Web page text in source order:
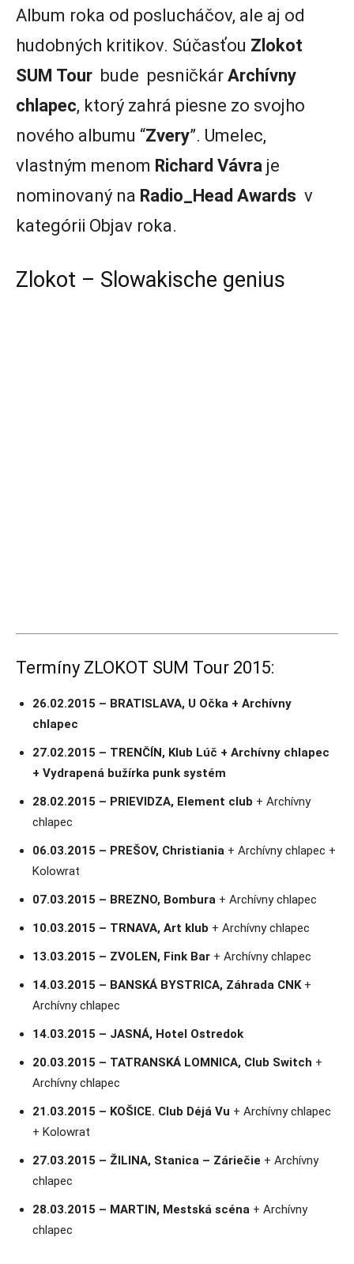
Album roka od poslucháčov, ale aj od
hudobných kritikov. Súčasťou Zlokot
SUM Tour bude pesničkár Archívny
chlapec, ktorý zahrá piesne zo svojho
nového albumu “Zvery”. Umelec,
vlastným menom Richard Vávra je
nominovaný na Radio_Head Awards v
kategórii Objav roka.
Zlokot – Slowakische genius
Termíny ZLOKOT SUM Tour 2015:
26.02.2015 – BRATISLAVA, U Očka + Archívny
chlapec
27.02.2015 – TRENČÍN, Klub Lúč + Archívny chlapec
+ Vydrapená bužírka punk systém
28.02.2015 – PRIEVIDZA, Element club + Archívny
chlapec
06.03.2015 – PREŠOV, Christiania + Archívny chlapec +
Kolowrat
07.03.2015 – BREZNO, Bombura + Archívny chlapec
10.03.2015 – TRNAVA, Art klub + Archívny chlapec
13.03.2015 – ZVOLEN, Fink Bar + Archívny chlapec
14.03.2015 – BANSKÁ BYSTRICA, Záhrada CNK+
Archívny chlapec
14.03.2015 – JASNÁ, Hotel Ostredok
20.03.2015 – TATRANSKÁ LOMNICA, Club Switch +
Archívny chlapec
21.03.2015 – KOŠICE. Club Déjá Vu + Archívny chlapec
+ Kolowrat
27.03.2015 – ŽILINA, Stanica – Záriečie + Archívny
chlapec
28.03.2015 – MARTIN, Mestská scéna + Archívny
chlapec